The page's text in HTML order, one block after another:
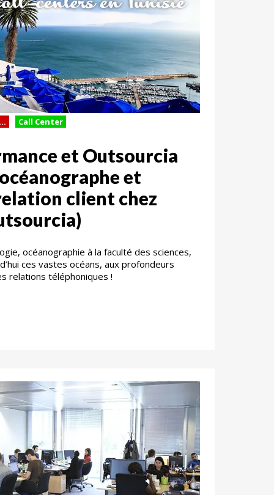
Call Center
et Outsourcia
et
client chez
océanographie à la faculté des sciences,
ces vastes océans, aux profondeurs
relations téléphoniques !